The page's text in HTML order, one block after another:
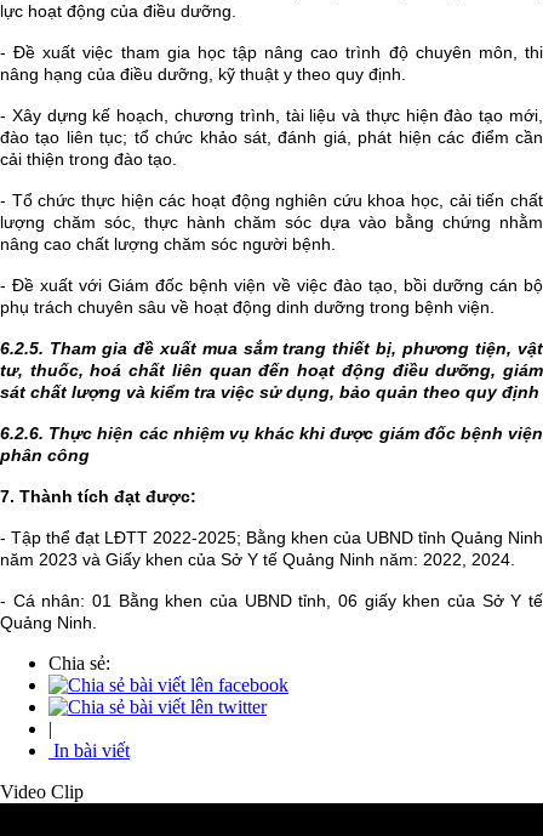
lực hoạt động của điều dưỡng.
- Đề xuất việc tham gia học tập nâng cao trình độ chuyên môn, thi
nâng hạng của điều dưỡng, kỹ thuật y theo quy định.
- Xây dựng kế hoạch, chương trình, tài liệu và thực hiện đào tạo mới,
đào tạo liên tục; tổ chức khảo sát, đánh giá, phát hiện các điểm cần
cải thiện trong đào tạo.
- Tổ chức thực hiện các hoạt động nghiên cứu khoa học, cải tiến chất
lượng chăm sóc, thực hành chăm sóc dựa vào bằng chứng nhằm
nâng cao chất lượng chăm sóc người bệnh.
- Đề xuất với Giám đốc bệnh viện về việc đào tạo, bồi dưỡng cán bộ
phụ trách chuyên sâu về hoạt động dinh dưỡng trong bệnh viện.
6.2.5. Tham gia đề xuất mua sắm trang thiết bị, phương tiện, vật
tư, thuốc, hoá chất liên quan đến hoạt động điều dưỡng, giám
sát chất lượng và kiểm tra việc sử dụng, bảo quản theo quy định
6.2.6. Thực hiện các nhiệm vụ khác khi được giám đốc bệnh viện
phân công
7. Thành tích đạt được:
- Tập thể đạt LĐTT 2022-2025; Bằng khen của UBND tỉnh Quảng Ninh
năm 2023 và Giấy khen của Sở Y tế Quảng Ninh năm: 2022, 2024.
- Cá nhân: 01 Bằng khen của UBND tỉnh, 06 giấy khen của Sở Y tế
Quảng Ninh.
Chia sẻ:
|
In bài viết
Video Clip